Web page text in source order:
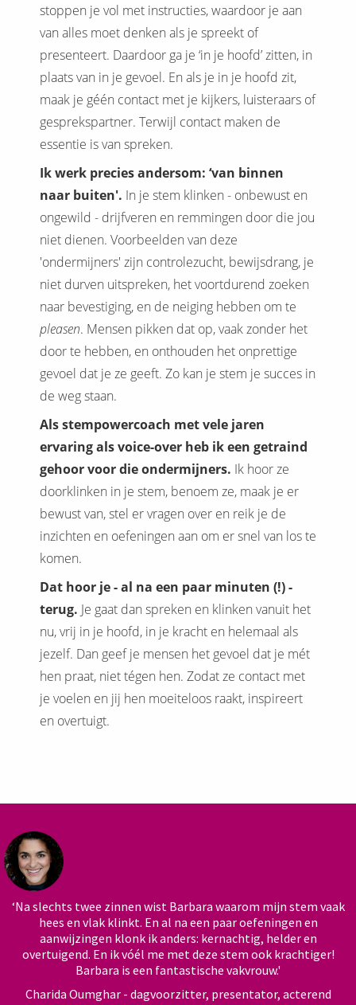
stoppen je vol met instructies, waardoor je aan
van alles moet denken als je spreekt of
presenteert. Daardoor ga je ‘in je hoofd’ zitten, in
plaats van in je gevoel. En als je in je hoofd zit,
maak je géén contact met je kijkers, luisteraars of
gesprekspartner. Terwijl contact maken de
essentie is van spreken.
Ik werk precies andersom: ‘van binnen
naar buiten'. In je stem klinken - onbewust en
ongewild - drijfveren en remmingen door die jou
niet dienen. Voorbeelden van deze
'ondermijners' zijn controlezucht, bewijsdrang, je
niet durven uitspreken, het voortdurend zoeken
naar bevestiging, en de neiging hebben om te
pleasen. Mensen pikken dat op, vaak zonder het
door te hebben, en onthouden het onprettige
gevoel dat je ze geeft. Zo kan je stem je succes in
de weg staan.
Als stempowercoach met vele jaren
ervaring als voice-over heb ik een getraind
gehoor voor die ondermijners. Ik hoor ze
doorklinken in je stem, benoem ze, maak je er
bewust van, stel er vragen over en reik je de
inzichten en oefeningen aan om er snel van los te
komen.
Dat hoor je - al na een paar minuten (!) -
terug. Je gaat dan spreken en klinken vanuit het
nu, vrij in je hoofd, in je kracht en helemaal als
jezelf. Dan geef je mensen het gevoel dat je mét
hen praat, niet tégen hen. Zodat ze contact met
je voelen en jij hen moeiteloos raakt, inspireert
en overtuigt.
‘Na slechts twee zinnen wist Barbara waarom mijn stem vaak
hees en vlak klinkt. En al na een paar oefeningen en
aanwijzingen klonk ik anders: kernachtig, helder en
overtuigend. En ik vóél me met deze stem ook krachtiger!
Barbara is een fantastische vakvrouw.'
Charida Oumghar - dagvoorzitter, presentator, acterend